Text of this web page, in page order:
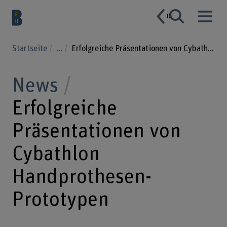
DE
Startseite ... Erfolgreiche Präsentationen von Cybathlon Handprothesen-Prototypen
News
Erfolgreiche
Präsentationen von
Cybathlon
Handprothesen-
Prototypen